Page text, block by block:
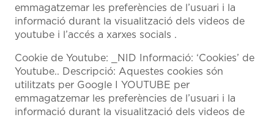
emmagatzemar les preferències de l’usuari i la
informació durant la visualització dels videos de
youtube i l’accés a xarxes socials .
Cookie de Youtube: _NID Informació: ‘Cookies’ de
Youtube.. Descripció: Aquestes cookies són
utilitzats per Google I YOUTUBE per
emmagatzemar les preferències de l’usuari i la
informació durant la visualització dels videos de